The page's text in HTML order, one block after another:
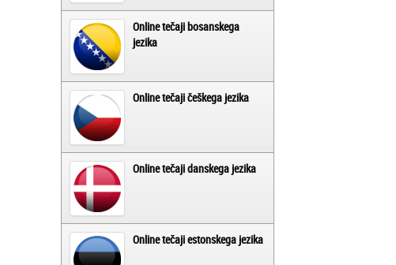
Online tečaji bosanskega
jezika
Online tečaji češkega jezika
Online tečaji danskega jezika
Online tečaji estonskega jezika